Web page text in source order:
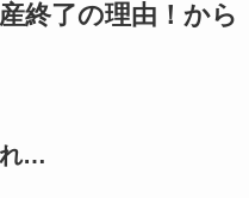
終了の理由！から
れ…